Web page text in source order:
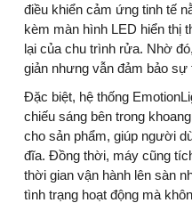
điều khiển cảm ứng tinh tế
kèm màn hình LED hiển thị
lại của chu trình rửa. Nhờ
giản nhưng vẫn đảm bảo sự
Đặc biệt, hệ thống
chiếu sáng bên trong
cho sản phẩm, giúp người
đĩa. Đồng thời, máy cũng
thời gian vận hành lên sàn
tình trạng hoạt động mà